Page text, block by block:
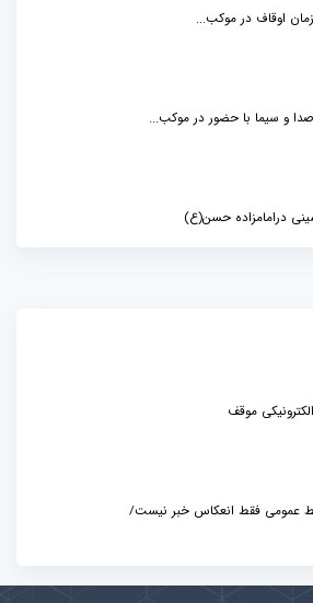
اوقاف در موکب...
و سیما با حضور در موکب...
درامامزاده حسن(ع)
موقف
عمومی فقط انعکاس خبر نیست/